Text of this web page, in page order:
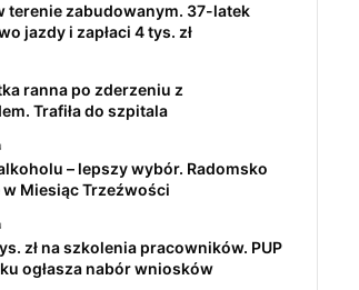
terenie zabudowanym. 37-latek
jazdy i zapłaci 4 tys. zł
ranna po zderzeniu z
Trafiła do szpitala
– lepszy wybór. Radomsko
w Miesiąc Trzeźwości
zł na szkolenia pracowników. PUP
ogłasza nabór wniosków